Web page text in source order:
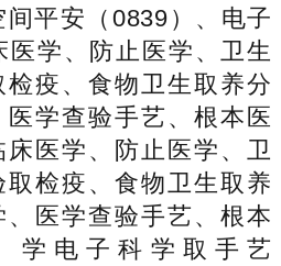
间平安（0839）、电子
学、防止医学、卫生
疫、食物卫生取养分
学查验手艺、根本医
医学、防止医学、卫
检疫、食物卫生取养
医学查验手艺、根本
学电子科学取手艺